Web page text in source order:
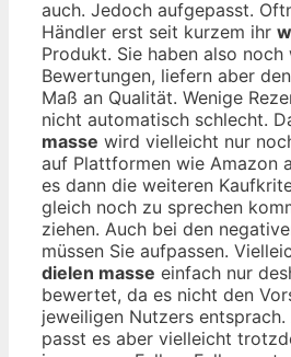
auch. Jedoch aufgepasst.
Händler erst seit kurzem ihr
Produkt. Sie haben also noch
Bewertungen, liefern aber
Maß an Qualität. Wenige
nicht automatisch schlecht.
masse wird vielleicht nur
auf Plattformen wie Amazon
es dann die weiteren
gleich noch zu sprechen
ziehen. Auch bei den
müssen Sie aufpassen.
dielen masse einfach nur
bewertet, da es nicht den
jeweiligen Nutzers
passt es aber vielleicht